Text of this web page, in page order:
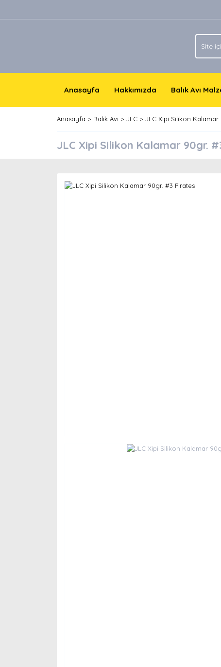
Anasayfa Hakkımızda Balık Avı
Anasayfa Balık Avı JLC JLC Xipi Silikon Kalamar
JLC Xipi Silikon Kalamar 90gr.